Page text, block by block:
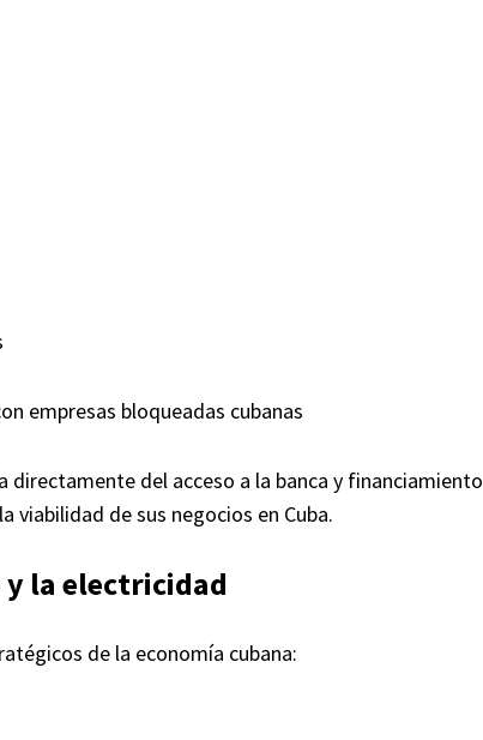
empresas bloqueadas cubanas
del acceso a la banca y financiamiento
de sus negocios en Cuba.
la electricidad
de la economía cubana: